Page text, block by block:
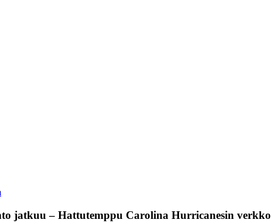
jatkuu – Hattutemppu Carolina Hurricanesin